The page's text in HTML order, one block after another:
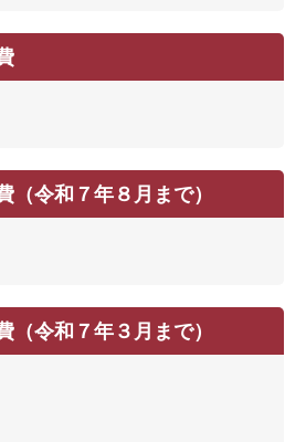
（令和７年８月まで）
（令和７年３月まで）